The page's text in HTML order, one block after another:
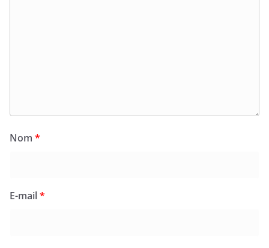
Nom *
E-mail*